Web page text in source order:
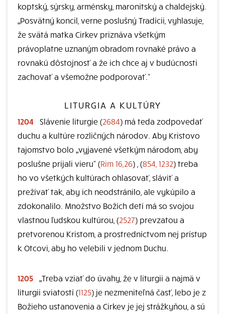
koptský, sýrsky, arménsky, maronitský a chaldejský.
„Posvätný koncil, verne poslušný Tradícii, vyhlasuje,
že svätá matka Cirkev priznáva všetkým
právoplatne uznaným obradom rovnaké právo a
rovnakú dôstojnosť a že ich chce aj v budúcnosti
zachovať a všemožne podporovať.“
LITURGIA A KULTÚRY
1204 Slávenie liturgie (2684) má teda zodpovedať
duchu a kultúre rozličných národov. Aby Kristovo
tajomstvo bolo „vyjavené všetkým národom, aby
poslušne prijali vieru“ (Rim 16,26) , (854, 1232) treba
ho vo všetkých kultúrach ohlasovať, sláviť a
prežívať tak, aby ich neodstránilo, ale vykúpilo a
zdokonalilo. Množstvo Božích detí má so svojou
vlastnou ľudskou kultúrou, (2527) prevzatou a
pretvorenou Kristom, a prostredníctvom nej prístup
k Otcovi, aby ho velebili v jednom Duchu.
1205
„Treba vziať do úvahy, že v liturgii a najmä v
liturgii sviatostí (1125) je nezmeniteľná časť, lebo je z
Božieho ustanovenia a Cirkev je jej strážkyňou, a sú